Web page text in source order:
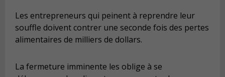
Les entrepreneurs qui peinent à reprendre leur
souffle doivent contrer une seconde fois des pertes
alimentaires de milliers de dollars.
La fermeture imminente les oblige à se